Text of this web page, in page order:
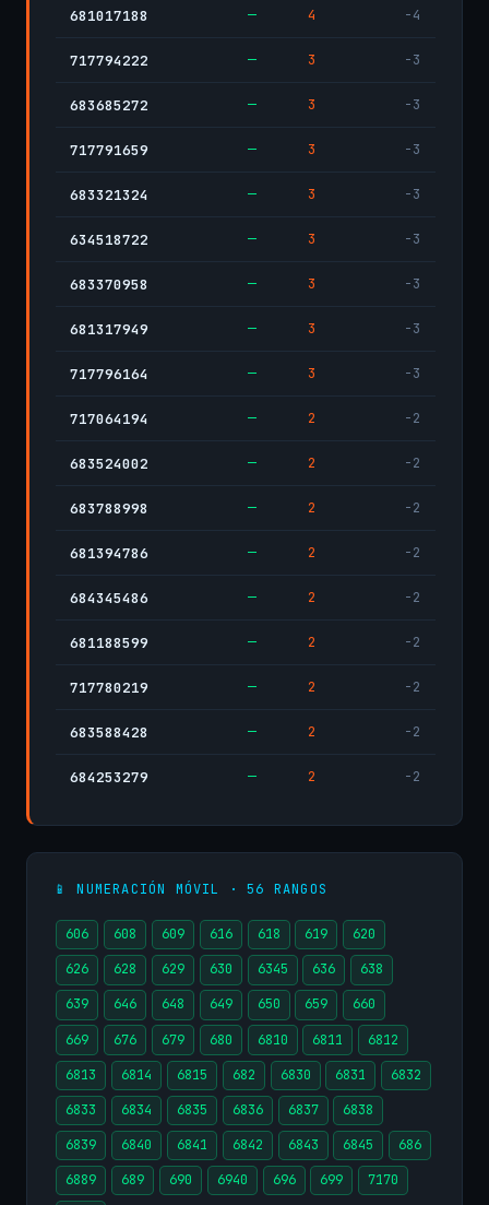
681017188 — 4 -4
717794222 — 3 -3
683685272 — 3 -3
717791659 — 3 -3
683321324 — 3 -3
634518722 — 3 -3
683370958 — 3 -3
681317949 — 3 -3
717796164 — 3 -3
717064194 — 2 -2
683524002 — 2 -2
683788998 — 2 -2
681394786 — 2 -2
684345486 — 2 -2
681188599 — 2 -2
717780219 — 2 -2
683588428 — 2 -2
684253279 — 2 -2
📱 NUMERACIÓN MÓVIL · 56 RANGOS
606 608 609 616 618 619 620
626 628 629 630 6345 636 638
639 646 648 649 650 659 660
669 676 679 680 6810 6811 6812
6813 6814 6815 682 6830 6831 6832
6833 6834 6835 6836 6837 6838
6839 6840 6841 6842 6843 6845 686
6889 689 690 6940 696 699 7170